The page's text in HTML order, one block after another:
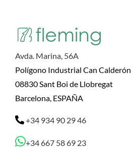
Avda. Marina, 56A
Polígono Industrial Can Calderón
08830 Sant Boi de Llobregat
Barcelona, ESPAÑA
+34 934 90 29 46
+34 667 58 69 23